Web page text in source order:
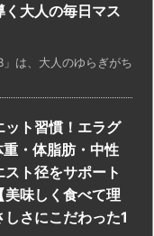
く大人の毎日マス
は、大人のゆらぎがち
ット習慣！エラグ
・体脂肪・中性
ト径をサポート
味しく食べて理
さにこだわった1